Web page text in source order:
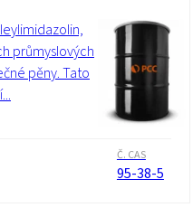
průmyslových
pěny. Tato
Č. CAS
95-38-5